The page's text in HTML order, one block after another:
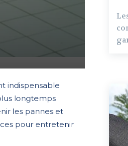
indispensable
longtemps
les pannes et
pour entretenir